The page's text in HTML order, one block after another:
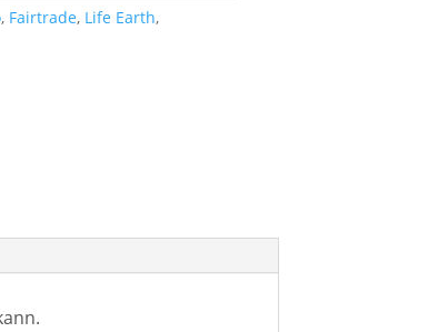
, Fairtrade, Life Earth,